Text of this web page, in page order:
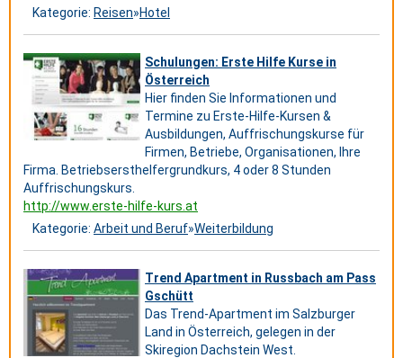
Kategorie: Reisen»Hotel
Schulungen: Erste Hilfe Kurse in
Österreich
Hier finden Sie Informationen und
Termine zu Erste-Hilfe-Kursen &
Ausbildungen, Auffrischungskurse für
Firmen, Betriebe, Organisationen, Ihre
Firma. Betriebsersthelfergrundkurs, 4 oder 8 Stunden
Auffrischungskurs.
http://www.erste-hilfe-kurs.at
Kategorie: Arbeit und Beruf»Weiterbildung
Trend Apartment in Russbach am Pass
Gschütt
Das Trend-Apartment im Salzburger
Land in Österreich, gelegen in der
Skiregion Dachstein West.